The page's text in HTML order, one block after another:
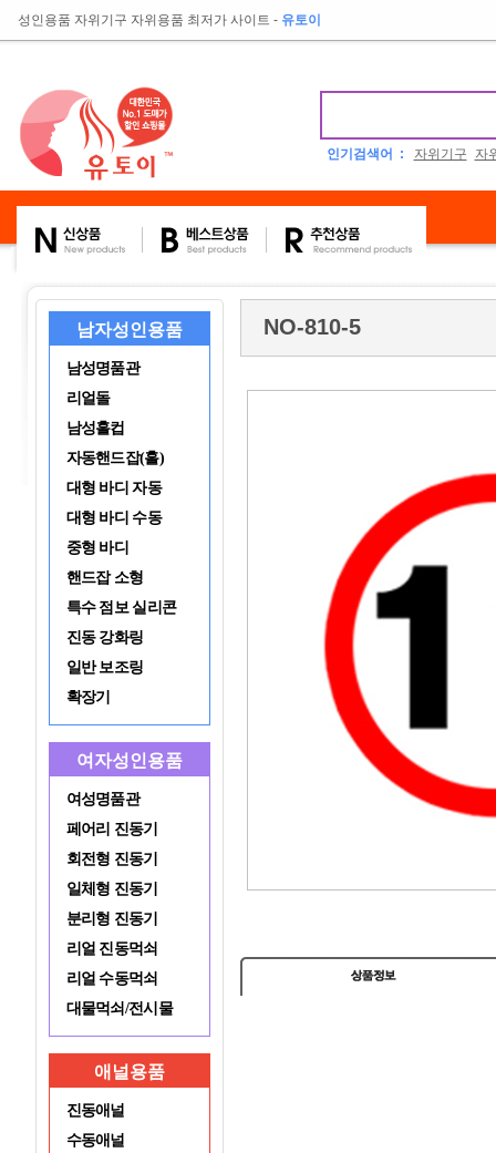
성인용품 자위기구 자위용품 최저가 사이트 - 유토이
인기검색어 : 자위기구 자
남자성인용품
남성명품관
리얼돌
남성홀컵
자동핸드잡(홀)
대형 바디 자동
대형 바디 수동
중형 바디
핸드잡 소형
특수 점보 실리콘
진동 강화링
일반 보조링
확장기
여자성인용품
여성명품관
페어리 진동기
회전형 진동기
일체형 진동기
분리형 진동기
리얼 진동먹쇠
리얼 수동먹쇠
대물먹쇠/전시물
애널용품
진동애널
수동애널
NO-810-5